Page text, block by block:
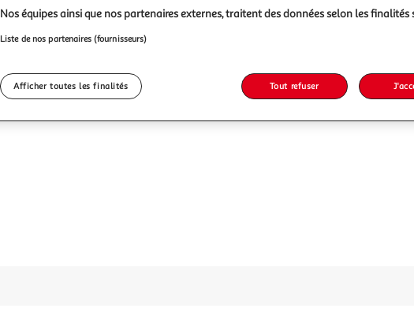
Nos équipes ainsi que nos partenaires externes, traitent des données selon les finalités
Liste de nos partenaires (fournisseurs)
Afficher toutes les finalités Tout refuser